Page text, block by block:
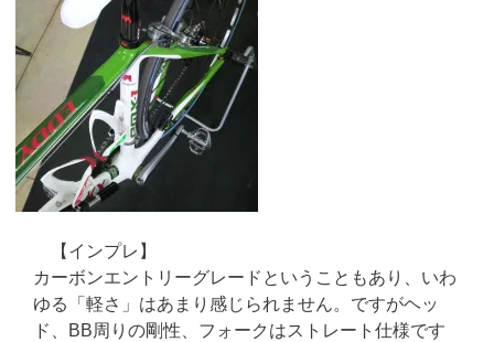
【インプレ】
カーボンエントリーグレードということもあり、いわ
ゆる「軽さ」はあまり感じられません。ですがヘッ
ド、BB周りの剛性、フォークはストレート仕様です